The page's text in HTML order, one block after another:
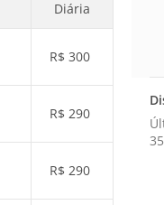
Diária
R$ 300
R$ 290
R$ 290